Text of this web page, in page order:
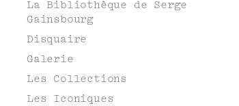
La Bibliothèque de Serge
Gainsbourg
Disquaire
Galerie
Les Collections
Les Iconiques